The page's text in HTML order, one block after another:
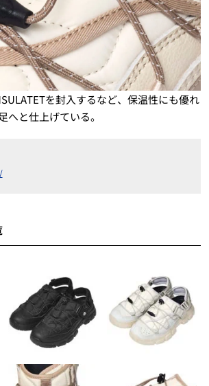
を封入するなど、保温性にも優れ
へと仕上げている。